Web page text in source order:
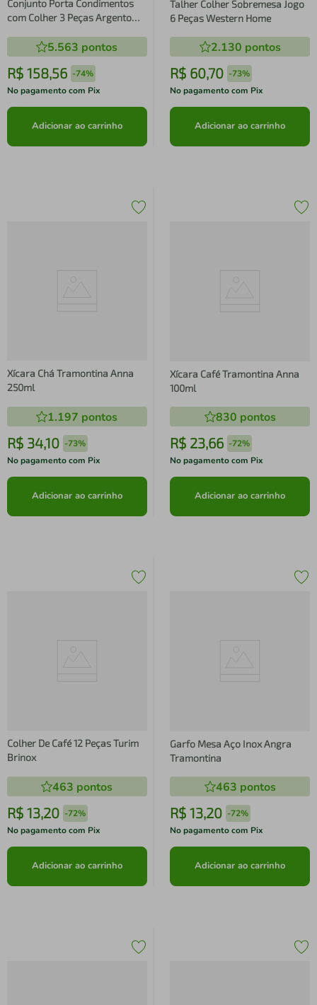
Conjunto Porta Condimentos
com Colher 3 Peças Argento
5.563 pontos
R$ 158,56 -74%
No pagamento com Pix
Adicionar ao carrinho
Talher Colher Sobremesa Jogo
6 Peças Western Home
2.130 pontos
R$ 60,70 -73%
No pagamento com Pix
Adicionar ao carrinho
Xícara Chá Tramontina Anna
250ml
1.197 pontos
R$ 34,10 -73%
No pagamento com Pix
Adicionar ao carrinho
Xícara Café Tramontina Anna
100ml
830 pontos
R$ 23,66 -72%
No pagamento com Pix
Adicionar ao carrinho
Colher De Café 12 Peças Turim
Brinox
463 pontos
R$ 13,20 -72%
No pagamento com Pix
Adicionar ao carrinho
Garfo Mesa Aço Inox Angra
Tramontina
463 pontos
R$ 13,20 -72%
No pagamento com Pix
Adicionar ao carrinho